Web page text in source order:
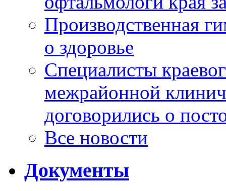
Производственная
о здоровье
Специалисты
межрайонной
договорились о
Все новости
Документы